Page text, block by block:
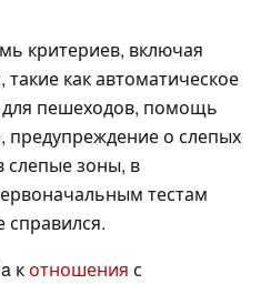
критериев, включая
как автоматическое
пешеходов, помощь
о слепых
слепые зоны, в
тестам
справился.
котношения с